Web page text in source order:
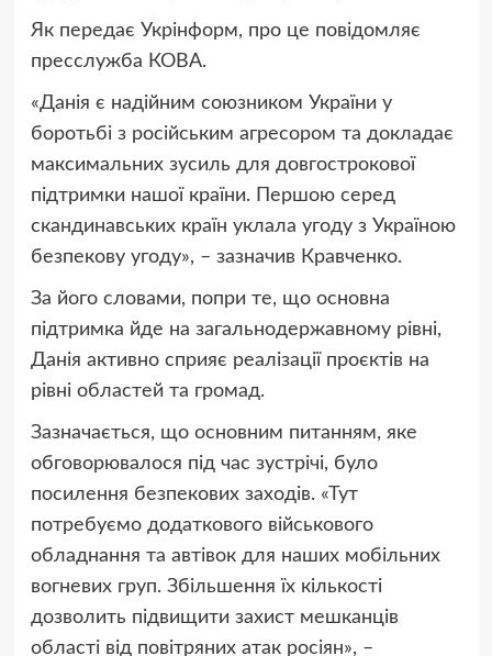
Як передає Укрінформ, про це повідомляє
пресслужба КОВА.
«Данія є надійним союзником України у
боротьбі з російським агресором та докладає
максимальних зусиль для довгострокової
підтримки нашої країни. Першою серед
скандинавських країн уклала угоду з Україною
безпекову угоду», – зазначив Кравченко.
За його словами, попри те, що основна
підтримка йде на загальнодержавному рівні,
Данія активно сприяє реалізації проєктів на
рівні областей та громад.
Зазначається, що основним питанням, яке
обговорювалося під час зустрічі, було
посилення безпекових заходів. «Тут
потребуємо додаткового військового
обладнання та автівок для наших мобільних
вогневих груп. Збільшення їх кількості
дозволить підвищити захист мешканців
області від повітряних атак росіян», –